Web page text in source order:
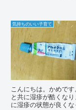
気持ちのいい子育て
こんにちは。かめで
と共に湿疹が酷くな
に湿疹の状態が良く